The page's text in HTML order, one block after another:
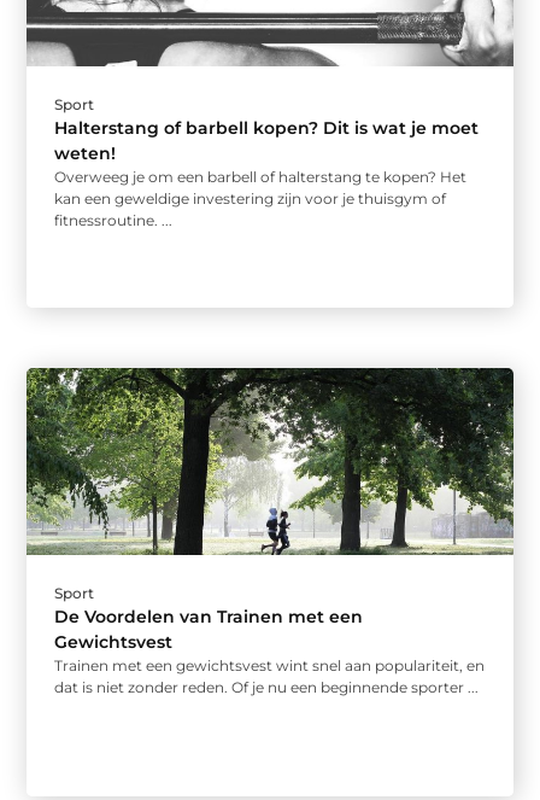
Sport
Halterstang of barbell kopen? Dit is wat je moet
weten!
Overweeg je om een barbell of halterstang te kopen? Het
kan een geweldige investering zijn voor je thuisgym of
fitnessroutine. ...
Sport
De Voordelen van Trainen met een
Gewichtsvest
Trainen met een gewichtsvest wint snel aan populariteit, en
dat is niet zonder reden. Of je nu een beginnende sporter ...